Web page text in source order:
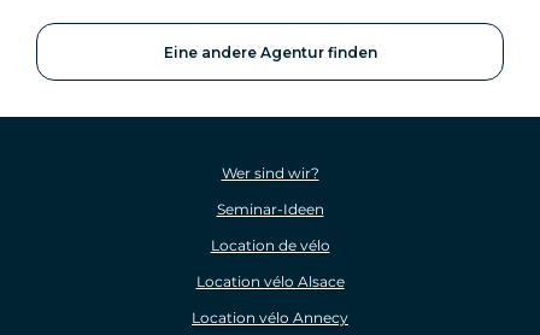
Eine andere Agentur finden
Wer sind wir?
Seminar-Ideen
Location de vélo
Location vélo Alsace
Location vélo Annecy